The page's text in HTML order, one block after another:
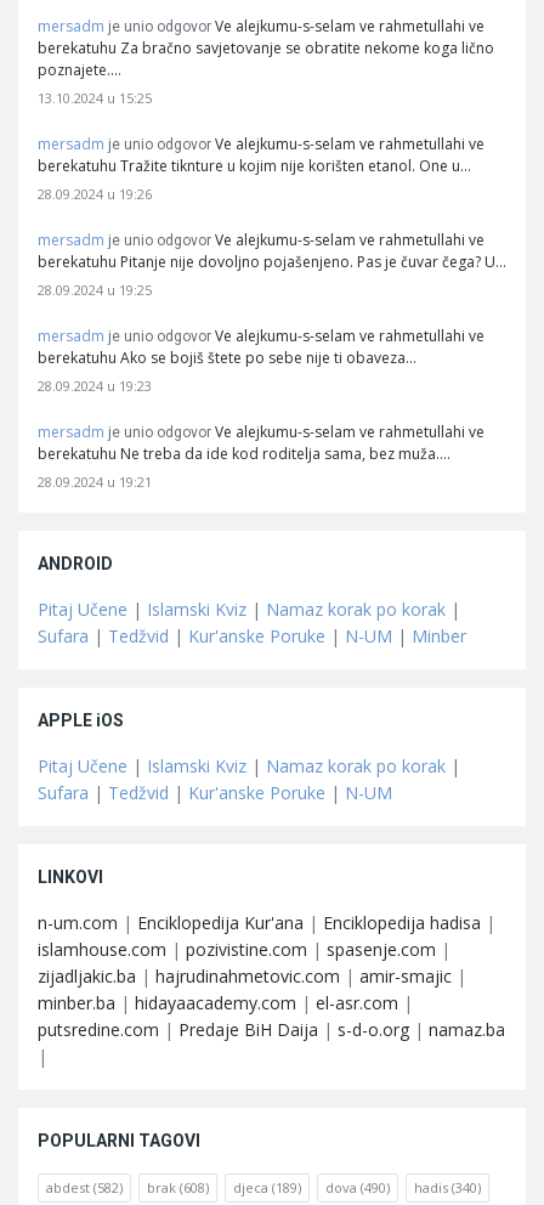
mersadm je unio odgovor Ve alejkumu-s-selam ve rahmetullahi ve
berekatuhu Za bračno savjetovanje se obratite nekome koga lično
poznajete.…
13.10.2024 u 15:25
mersadm je unio odgovor Ve alejkumu-s-selam ve rahmetullahi ve
berekatuhu Tražite tiknture u kojim nije korišten etanol. One u…
28.09.2024 u 19:26
mersadm je unio odgovor Ve alejkumu-s-selam ve rahmetullahi ve
berekatuhu Pitanje nije dovoljno pojašenjeno. Pas je čuvar čega? U…
28.09.2024 u 19:25
mersadm je unio odgovor Ve alejkumu-s-selam ve rahmetullahi ve
berekatuhu Ako se bojiš štete po sebe nije ti obaveza…
28.09.2024 u 19:23
mersadm je unio odgovor Ve alejkumu-s-selam ve rahmetullahi ve
berekatuhu Ne treba da ide kod roditelja sama, bez muža.…
28.09.2024 u 19:21
ANDROID
Pitaj Učene | Islamski Kviz | Namaz korak po korak |
Sufara | Tedžvid | Kur'anske Poruke | N-UM | Minber
APPLE iOS
Pitaj Učene | Islamski Kviz | Namaz korak po korak |
Sufara | Tedžvid | Kur'anske Poruke | N-UM
LINKOVI
n-um.com | Enciklopedija Kur'ana | Enciklopedija hadisa |
islamhouse.com | pozivistine.com | spasenje.com |
zijadljakic.ba | hajrudinahmetovic.com | amir-smajic |
minber.ba | hidayaacademy.com | el-asr.com |
putsredine.com | Predaje BiH Daija | s-d-o.org | namaz.ba
|
POPULARNI TAGOVI
abdest (582) brak (608) djeca (189) dova (490) hadis (340)